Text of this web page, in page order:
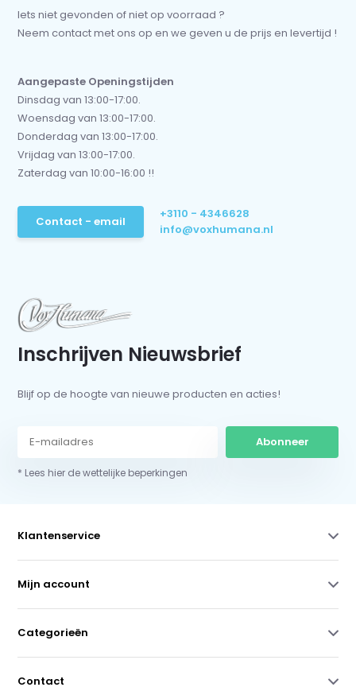
Iets niet gevonden of niet op voorraad ?
Neem contact met ons op en we geven u de prijs en levertijd !
Aangepaste Openingstijden
Dinsdag van 13:00-17:00.
Woensdag van 13:00-17:00.
Donderdag van 13:00-17:00.
Vrijdag van 13:00-17:00.
Zaterdag van 10:00-16:00 !!
Contact - email
+3110 - 4346628
info@voxhumana.nl
Inschrijven Nieuwsbrief
Blijf op de hoogte van nieuwe producten en acties!
Abonneer
* Lees hier de wettelijke beperkingen
Klantenservice
Mijn account
Categorieën
Contact